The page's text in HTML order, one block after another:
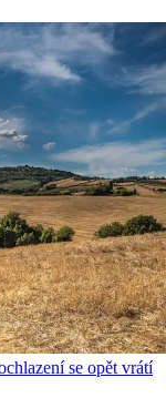
se opět vrátí